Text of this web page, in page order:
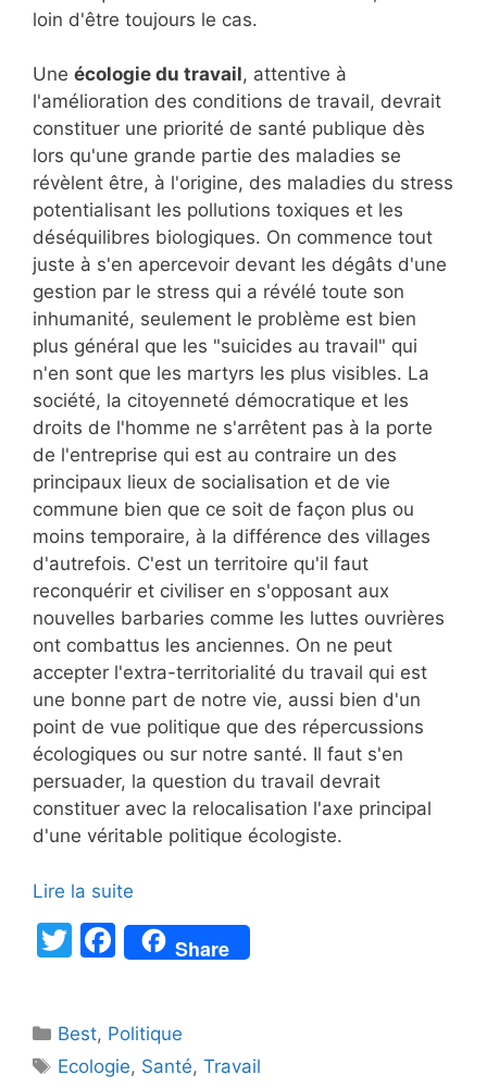
loin d'être toujours le cas.
Une écologie du travail, attentive à
l'amélioration des conditions de travail, devrait
constituer une priorité de santé publique dès
lors qu'une grande partie des maladies se
révèlent être, à l'origine, des maladies du stress
potentialisant les pollutions toxiques et les
déséquilibres biologiques. On commence tout
juste à s'en apercevoir devant les dégâts d'une
gestion par le stress qui a révélé toute son
inhumanité, seulement le problème est bien
plus général que les "suicides au travail" qui
n'en sont que les martyrs les plus visibles. La
société, la citoyenneté démocratique et les
droits de l'homme ne s'arrêtent pas à la porte
de l'entreprise qui est au contraire un des
principaux lieux de socialisation et de vie
commune bien que ce soit de façon plus ou
moins temporaire, à la différence des villages
d'autrefois. C'est un territoire qu'il faut
reconquérir et civiliser en s'opposant aux
nouvelles barbaries comme les luttes ouvrières
ont combattus les anciennes. On ne peut
accepter l'extra-territorialité du travail qui est
une bonne part de notre vie, aussi bien d'un
point de vue politique que des répercussions
écologiques ou sur notre santé. Il faut s'en
persuader, la question du travail devrait
constituer avec la relocalisation l'axe principal
d'une véritable politique écologiste.
Lire la suite
T
er
F
a
e
b
Share
Catégories
Best, Politique
Étiquettes
Ecologie, Santé,Travail